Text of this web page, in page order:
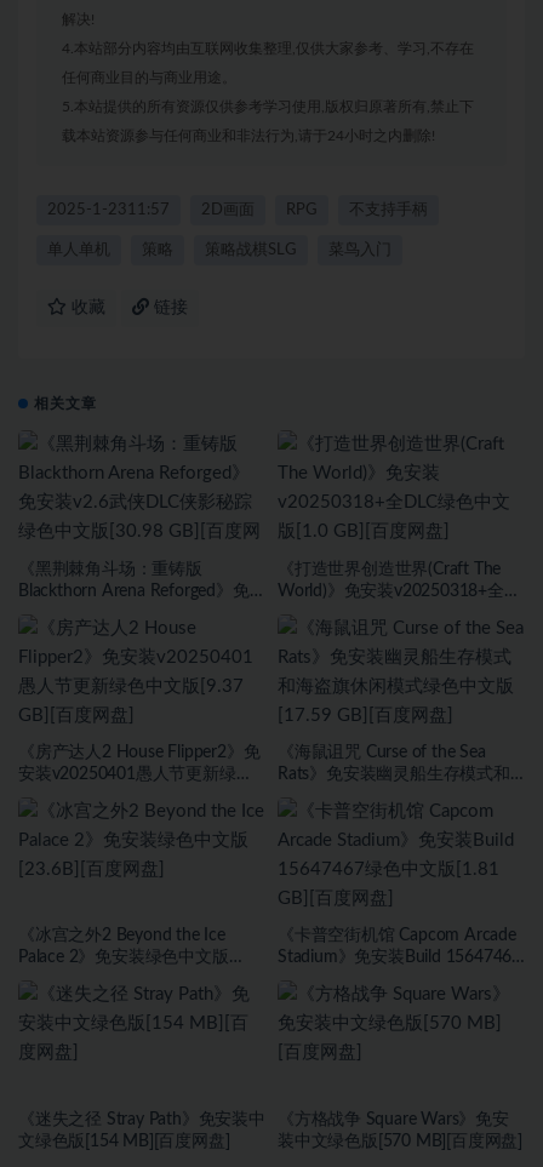
解决!
4.本站部分内容均由互联网收集整理,仅供大家参考、学习,不存在
任何商业目的与商业用途。
5.本站提供的所有资源仅供参考学习使用,版权归原著所有,禁止下
载本站资源参与任何商业和非法行为,请于24小时之内删除!
2025-1-2311:57 2D画面 RPG 不支持手柄
单人单机 策略 策略战棋SLG 菜鸟入门
收藏 链接
相关文章
《黑荆棘角斗场：重铸版
Blackthorn Arena Reforged》免
文版[30.98 GB][百度网盘]
《打造世界创造世界(Craft The
World)》免安装v20250318+全
盘]
《房产达人2 House Flipper2》免
安装v20250401愚人节更新绿色
《海鼠诅咒 Curse of the Sea
Rats》免安装幽灵船生存模式和
GB][百度网盘]
《冰宫之外2 Beyond the Ice
Palace 2》免安装绿色中文版
《卡普空街机馆 Capcom Arcade
Stadium》免安装Build 15647467
《迷失之径 Stray Path》免安装中
文绿色版[154 MB][百度网盘]
《方格战争 ⁤Square Wars》免安
装中文绿色版[570 MB][百度网盘]